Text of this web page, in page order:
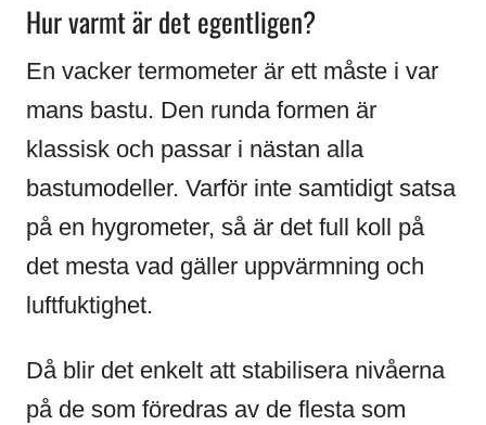
Hur varmt är det egentligen?
En vacker termometer är ett måste i var
mans bastu. Den runda formen är
klassisk och passar i nästan alla
bastumodeller. Varför inte samtidigt satsa
på en hygrometer, så är det full koll på
det mesta vad gäller uppvärmning och
luftfuktighet.
Då blir det enkelt att stabilisera nivåerna
på de som föredras av de flesta som